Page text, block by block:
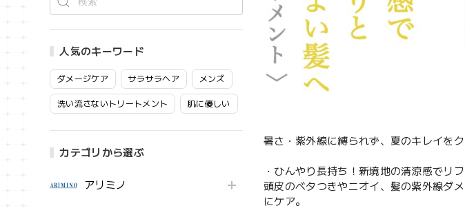
人気のキーワード
ダメージケア サラサラヘア メンズ
洗い流さないトリートメント 肌に優しい
カテゴリから選ぶ
アリミノ
暑さ・紫外線に縛られず、夏のキレイを
・ひんやり長持ち！新境地の清涼感でリ
頭皮のベタつきやニオイ、髪の紫外線ダ
にケア。